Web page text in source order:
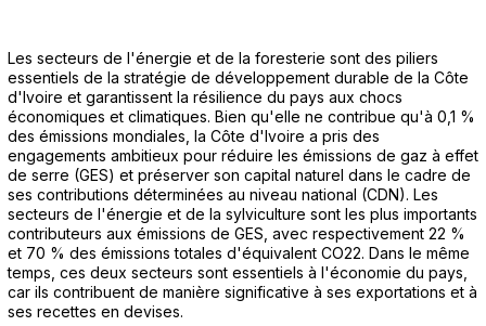
Les secteurs de l'énergie et de la foresterie sont des piliers
essentiels de la stratégie de développement durable de la Côte
d'Ivoire et garantissent la résilience du pays aux chocs
économiques et climatiques. Bien qu'elle ne contribue qu'à 0,1 %
des émissions mondiales, la Côte d'Ivoire a pris des
engagements ambitieux pour réduire les émissions de gaz à effet
de serre (GES) et préserver son capital naturel dans le cadre de
ses contributions déterminées au niveau national (CDN). Les
secteurs de l'énergie et de la sylviculture sont les plus importants
contributeurs aux émissions de GES, avec respectivement 22 %
et 70 % des émissions totales d'équivalent CO22. Dans le même
temps, ces deux secteurs sont essentiels à l'économie du pays,
car ils contribuent de manière significative à ses exportations et à
ses recettes en devises.